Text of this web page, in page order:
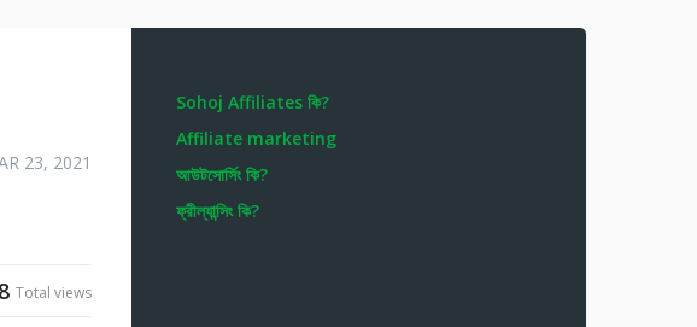
23, 2021
Total views
Sohoj Affiliates কি?
Affiliate marketing
আউটসোর্সিং কি?
ফ্রীল্যান্সিং কি?